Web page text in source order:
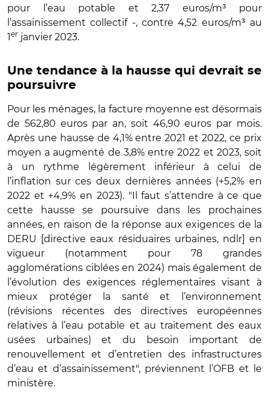
pour l’eau potable et 2,37 euros/m³ pour
l’assainissement collectif -, contre 4,52 euros/m³ au
1er janvier 2023.
Une tendance à la hausse qui devrait se
poursuivre
Pour les ménages, la facture moyenne est désormais
de 562,80 euros par an, soit 46,90 euros par mois.
Après une hausse de 4,1% entre 2021 et 2022, ce prix
moyen a augmenté de 3,8% entre 2022 et 2023, soit
à un rythme légèrement inférieur à celui de
l’inflation sur ces deux dernières années (+5,2% en
2022 et +4,9% en 2023). "Il faut s’attendre à ce que
cette hausse se poursuive dans les prochaines
années, en raison de la réponse aux exigences de la
DERU [directive eaux résiduaires urbaines, ndlr] en
vigueur (notamment pour 78 grandes
agglomérations ciblées en 2024) mais également de
l’évolution des exigences réglementaires visant à
mieux protéger la santé et l’environnement
(révisions récentes des directives européennes
relatives à l’eau potable et au traitement des eaux
usées urbaines) et du besoin important de
renouvellement et d’entretien des infrastructures
d’eau et d’assainissement", préviennent l’OFB et le
ministère.